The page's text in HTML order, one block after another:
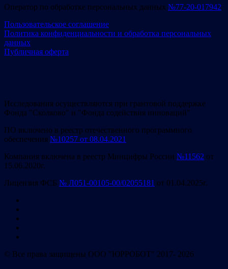
Оператор по обработке персональных данных №77-20-017942
Пользовательское соглашение
Политика конфиденциальности и обработка персональных
данных
Публичная оферта
Исследования осуществляются при грантовой поддержке
Фонда "Сколково" и "Фонда содействия инноваций"
ПО включено в реестр отечественного программного
обеспечения №10257 от 08.04.2021
Компания включена в реестр Минцифры России №11562 от
15.06.2020г.
Лицензия ФСБ № Л051-00105-00/02055181 от 01.04.2025г.
© Все права защищены ООО "ЮРРОБОТ" 2017- 2026